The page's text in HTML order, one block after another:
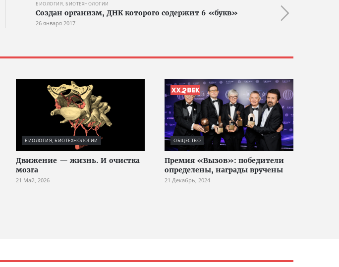
БИОЛОГИЯ, БИОТЕХНОЛОГИИ
Создан организм, ДНК которого содержит 6 «букв»
26 января 2017
БИОЛОГИЯ, БИОТЕХНОЛОГИИ
Движение — жизнь. И очистка
мозга
21 Май, 2026
ОБЩЕСТВО
Премия «Вызов»: победители
определены, награды вручены
21 Декабрь, 2024